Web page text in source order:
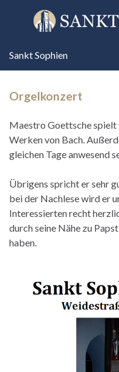
Sankt Sophien
Orgelkonzert
Maestro Goettsche
Werken von Bach.
gleichen Tage anwesend
Übrigens spricht er sehr
bei der Nachlese wird er
Interessierten recht
durch seine Nähe zu
haben.